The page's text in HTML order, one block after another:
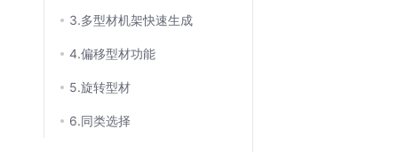
3.多型材机架快速生成
4.偏移型材功能
5.旋转型材
6.同类选择